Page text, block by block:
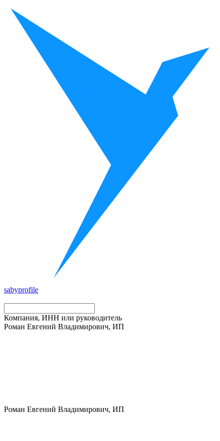
sabyprofile
Компания, ИНН или руководитель
Роман Евгений Владимирович, ИП
Роман Евгений Владимирович, ИП